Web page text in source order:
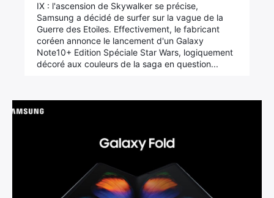
IX : l'ascension de Skywalker se précise,
Samsung a décidé de surfer sur la vague de la
Guerre des Etoiles. Effectivement, le fabricant
coréen annonce le lancement d'un Galaxy
Note10+ Edition Spéciale Star Wars, logiquement
décoré aux couleurs de la saga en question...